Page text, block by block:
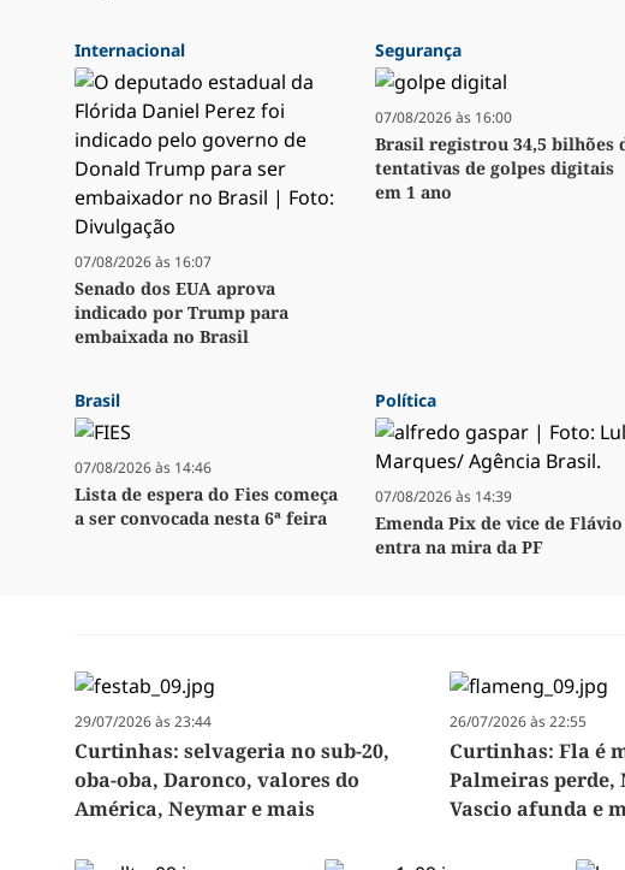
Internacional
07/08/2026 às 16:07
Senado dos EUA aprova
indicado por Trump para
embaixada no Brasil
Segurança
07/08/2026 às 16:00
Brasil registrou 34,5 bilhões
tentativas de golpes digitais
em 1 ano
Brasil
07/08/2026 às 14:46
Lista de espera do Fies começa
a ser convocada nesta 6ª feira
Política
07/08/2026 às 14:39
Emenda Pix de vice de Flávio
entra na mira da PF
29/07/2026 às 23:44
Curtinhas: selvageria no sub-20,
oba-oba, Daronco, valores do
América, Neymar e mais
26/07/2026 às 22:55
Curtinhas: Fla é
Palmeiras perde,
Vascio afunda e